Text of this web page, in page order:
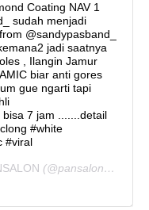
Coating NAV 1
sudah menjadi
@sandypasband_
jadi saatnya
, Ilangin Jamur
biar anti gores
gue ngarti tapi
7 jam .......detail
#white
#viral
(@pansaloncorporate) pada